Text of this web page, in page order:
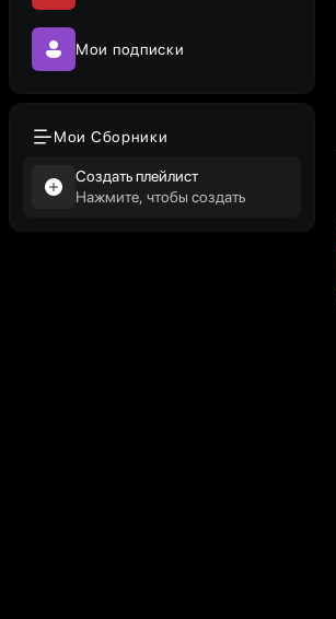
Мои подписки
Мои Сборники
Создать плейлист
Нажмите, чтобы создать